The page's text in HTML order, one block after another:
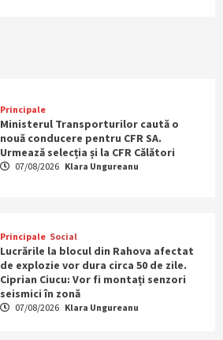
Principale
Ministerul Transporturilor caută o
nouă conducere pentru CFR SA.
Urmează selecția și la CFR Călători
07/08/2026 Klara Ungureanu
Principale Social
Lucrările la blocul din Rahova afectat
de explozie vor dura circa 50 de zile.
Ciprian Ciucu: Vor fi montați senzori
seismici în zonă
07/08/2026 Klara Ungureanu